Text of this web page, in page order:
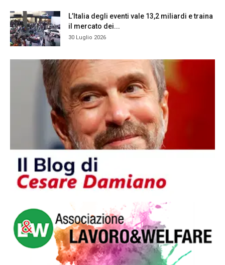
L’Italia degli eventi vale 13,2 miliardi e traina
il mercato dei...
30 Luglio 2026